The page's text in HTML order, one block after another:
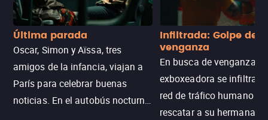
Última parada
Oscar, Simon y Aïssa, tres
amigos de la infancia, viajan a
París para celebrar buenas
noticias. En el autobús nocturno
Infiltrada: Golpe de
venganza
En busca de venganza,
exboxeadora se infiltra
red de tráfico humano
rescatar a su hermana